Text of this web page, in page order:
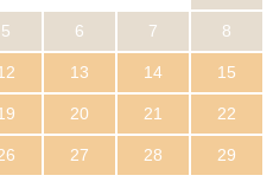
5 6 7 8
13 14 15
20 21 22
27 28 29